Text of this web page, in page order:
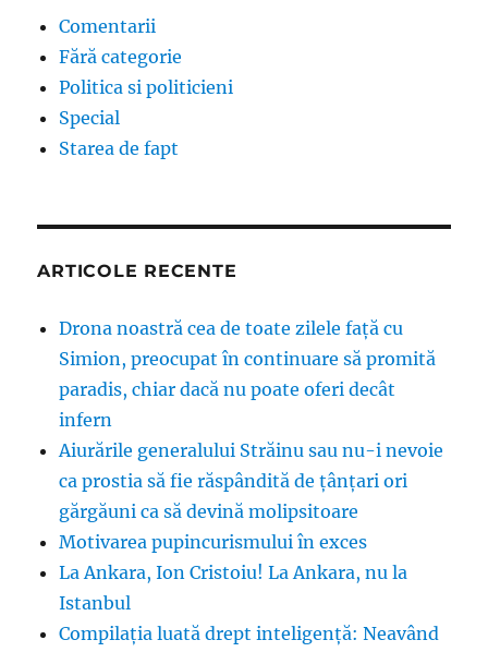
Comentarii
Fără categorie
Politica si politicieni
Special
Starea de fapt
ARTICOLE RECENTE
Drona noastră cea de toate zilele față cu
Simion, preocupat în continuare să promită
paradis, chiar dacă nu poate oferi decât
infern
Aiurările generalului Străinu sau nu-i nevoie
ca prostia să fie răspândită de țânțari ori
gărgăuni ca să devină molipsitoare
Motivarea pupincurismului în exces
La Ankara, Ion Cristoiu! La Ankara, nu la
Istanbul
Compilația luată drept inteligență: Neavând